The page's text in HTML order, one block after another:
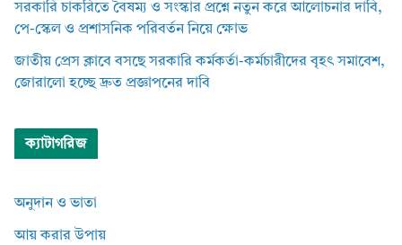
সরকারি চাকরিতে বৈষম্য ও সংস্কার প্রশ্নে নতুন করে আলোচনার দাবি,
পে-স্কেল ও প্রশাসনিক পরিবর্তন নিয়ে ক্ষোভ
জাতীয় প্রেস ক্লাবে বসছে সরকারি কর্মকর্তা-কর্মচারীদের বৃহৎ সমাবেশ,
জোরালো হচ্ছে দ্রুত প্রজ্ঞাপনের দাবি
ক্যাটাগরিজ
অনুদান ও ভাতা
আয় করার উপায়